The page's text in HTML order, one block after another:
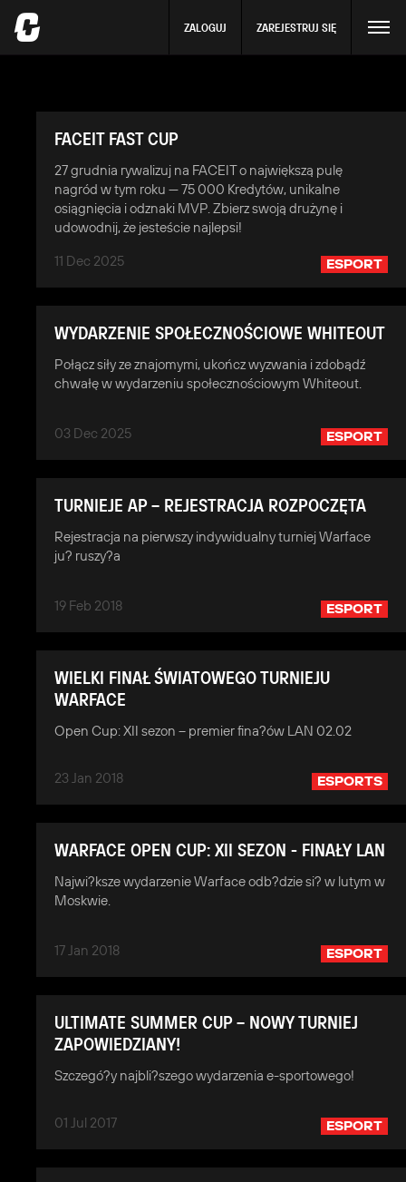
ZALOGUJ ZAREJESTRUJ SIĘ
FACEIT FAST CUP
27 grudnia rywalizuj na FACEIT o największą pulę
nagród w tym roku — 75 000 Kredytów, unikalne
osiągnięcia i odznaki MVP. Zbierz swoją drużynę i
udowodnij, że jesteście najlepsi!
11 Dec 2025
ESPORT
WYDARZENIE SPOŁECZNOŚCIOWE WHITEOUT
Połącz siły ze znajomymi, ukończ wyzwania i zdobądź
chwałę w wydarzeniu społecznościowym Whiteout.
03 Dec 2025 ESPORT
TURNIEJE AP – REJESTRACJA ROZPOCZĘTA
Rejestracja na pierwszy indywidualny turniej Warface
ju? ruszy?a
19 Feb 2018 ESPORT
WIELKI FINAŁ ŚWIATOWEGO TURNIEJU
WARFACE
Open Cup: XII sezon – premier fina?ów LAN 02.02
23 Jan 2018 ESPORTS
WARFACE OPEN CUP: XII SEZON - FINAŁY LAN
Najwi?ksze wydarzenie Warface odb?dzie si? w lutym w
Moskwie.
17 Jan 2018 ESPORT
ULTIMATE SUMMER CUP – NOWY TURNIEJ
ZAPOWIEDZIANY!
Szczegó?y najbli?szego wydarzenia e-sportowego!
01 Jul 2017 ESPORT